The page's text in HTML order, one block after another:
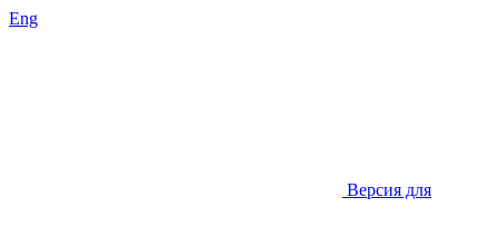
Eng
Версия для